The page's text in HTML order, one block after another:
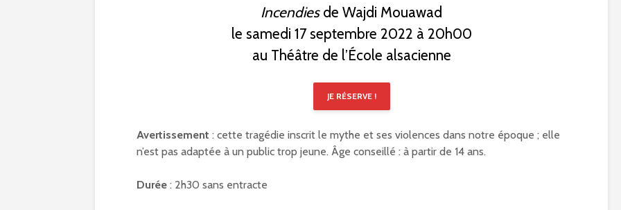
Incendies de Wajdi Mouawad
le samedi 17 septembre 2022 à 20h00
au Théâtre de l’École alsacienne
JE RÉSERVE !
Avertissement : cette tragédie inscrit le mythe et ses violences dans notre époque ; elle
n’est pas adaptée à un public trop jeune. Âge conseillé : à partir de 14 ans.
Durée : 2h30 sans entracte